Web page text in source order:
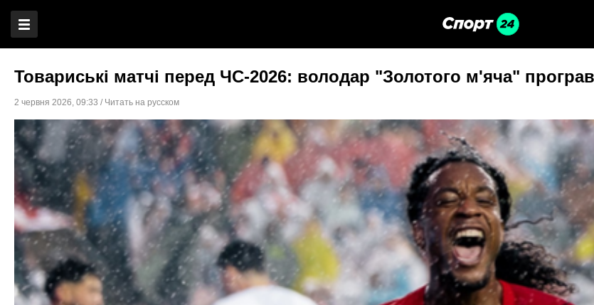
Товариські матчі перед ЧС-2026: володар "Золотого м'яча"
2 червня 2026, 09:33 / Читать на русском